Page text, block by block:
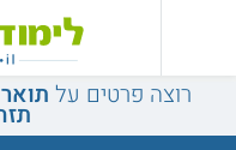
רוצה פרטים על